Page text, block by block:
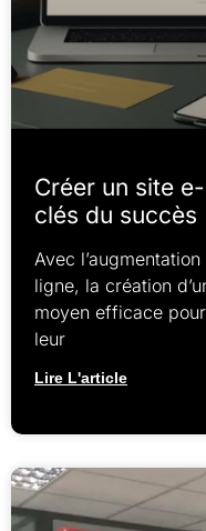
Créer un site
clés du succès
Avec
ligne, la création
moyen efficace
leur
Lire L'article